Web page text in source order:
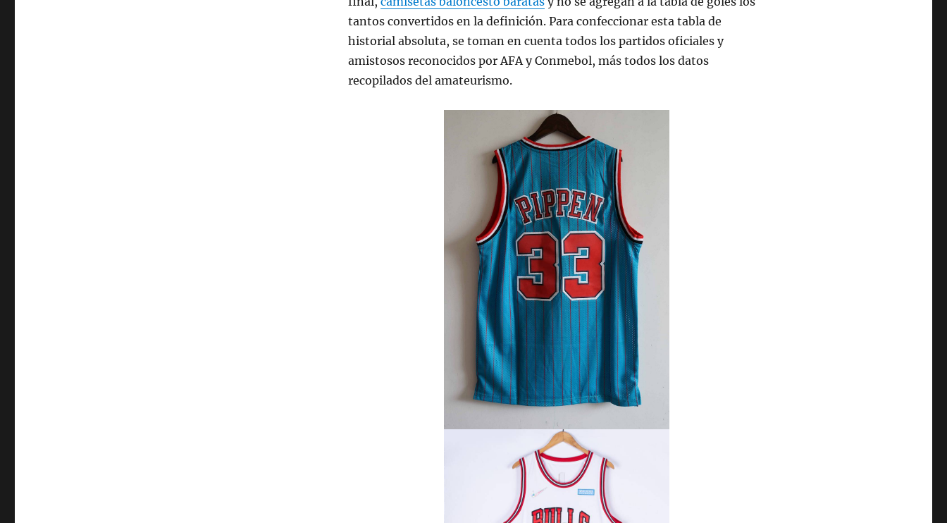
tantos convertidos en la definición. Para confeccionar esta tabla de
historial absoluta, se toman en cuenta todos los partidos oficiales y
amistosos reconocidos por AFA y Conmebol, más todos los datos
recopilados del amateurismo.